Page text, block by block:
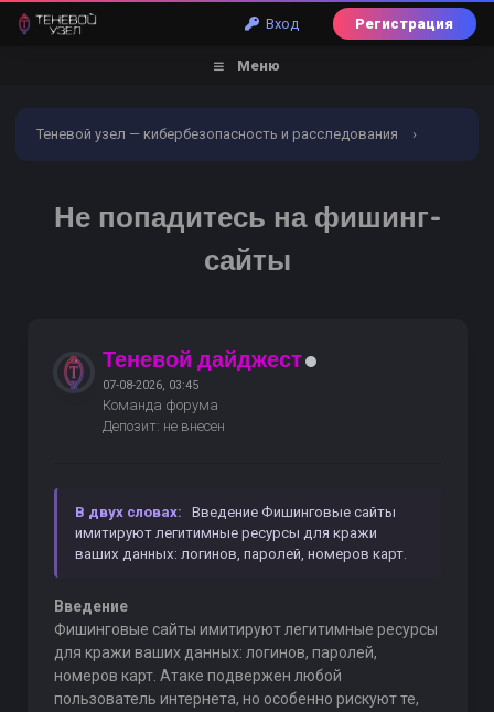
Вход Регистрация
Меню
Теневой узел — кибербезопасность и расследования ›
Не попадитесь на фишинг-
сайты
Теневой дайджест
07-08-2026, 03:45
Команда форума
Депозит: не внесен
В двух словах:
Введение Фишинговые сайты
имитируют легитимные ресурсы для кражи
ваших данных: логинов, паролей, номеров карт.
Введение
Фишинговые сайты имитируют легитимные ресурсы
для кражи ваших данных: логинов, паролей,
номеров карт. Атаке подвержен любой
пользователь интернета, но особенно рискуют те,